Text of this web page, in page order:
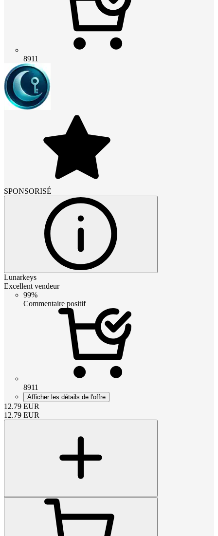
8911
SPONSORISÉ
Lunarkeys
Excellent vendeur
99%
Commentaire positif
8911
Afficher les détails de l'offre
12.79 EUR
12.79 EUR